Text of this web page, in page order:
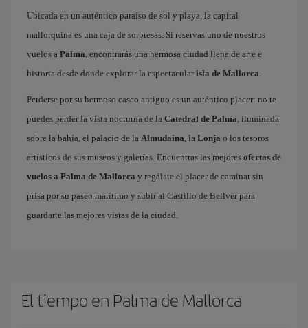
Ubicada en un auténtico paraíso de sol y playa, la capital
mallorquina es una caja de sorpresas. Si reservas uno de nuestros
vuelos a Palma, encontrarás una hermosa ciudad llena de arte e
historia desde donde explorar la espectacular isla de Mallorca.
Perderse por su hermoso casco antiguo es un auténtico placer: no te
puedes perder la vista nocturna de la Catedral de Palma, iluminada
sobre la bahía, el palacio de la Almudaina, la Lonja o los tesoros
artísticos de sus museos y galerías. Encuentras las mejores ofertas de
vuelos a Palma de Mallorca y regálate el placer de caminar sin
prisa por su paseo marítimo y subir al Castillo de Bellver para
guardarte las mejores vistas de la ciudad.
El tiempo en Palma de Mallorca